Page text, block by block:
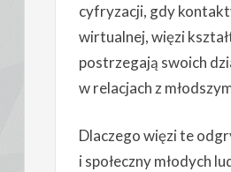
cyfryzacji, gdy
wirtualnej, więzi
postrzegają swoich
w relacjach z
Dlaczego więzi te
i społeczny młodych